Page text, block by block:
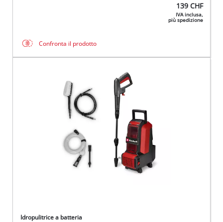
139 CHF
IVA inclusa,
più spedizione
Confronta il prodotto
Idropulitrice a batteria